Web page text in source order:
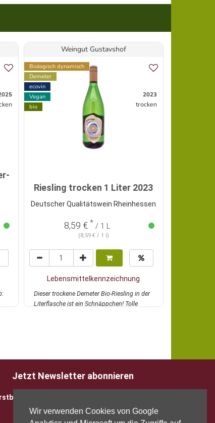
Wir verwenden Cookies von Google
Weingut Gustavshof
Biologisch dynamisch
Demeter
ecovin
Vegan
bio
2023
trocken
Riesling trocken 1 Liter 2023
Deutscher Qualitätswein Rheinhessen
8,59 € * / 1 L
(8,59 € / 1 l)
Lebensmittelkennzeichnung
Dieser trockene Demeter Bio-Riesling in der
Literflasche ist ein Schnäppchen! Tolle
Jetzt Newsletter abonnieren
sparen 5 EUR mit Gutscheincode